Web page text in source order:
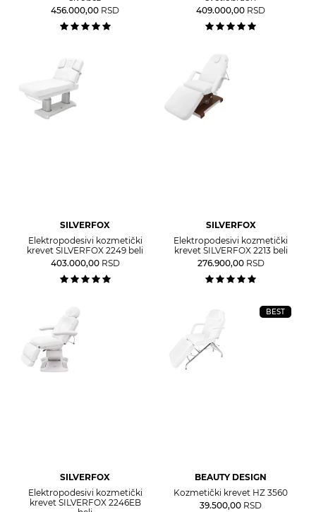
456.000,00 RSD
409.000,00 RSD
SILVERFOX
Elektropodesivi kozmetički
krevet SILVERFOX 2249 beli
403.000,00 RSD
SILVERFOX
Elektropodesivi kozmetički
krevet SILVERFOX 2213 beli
276.900,00 RSD
SILVERFOX
Elektropodesivi kozmetički
krevet SILVERFOX 2246EB
BEST
BEAUTY DESIGN
Kozmetički krevet HZ 3560
39.500,00 RSD